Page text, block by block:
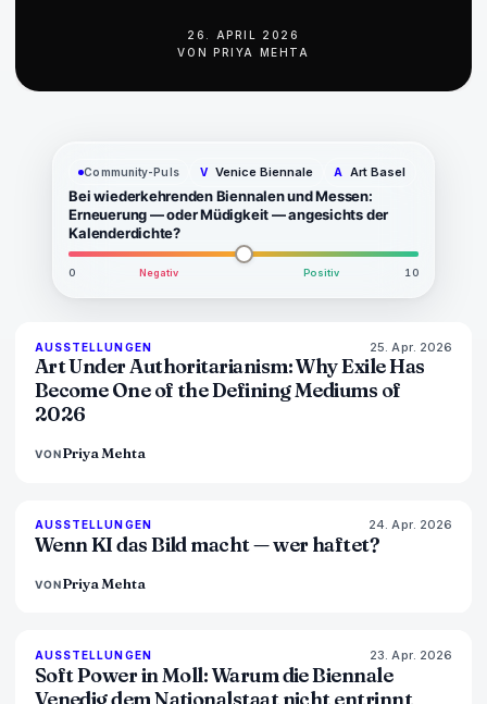
26. APRIL 2026
VON PRIYA MEHTA
Community-Puls V Venice Biennale A Art Basel
Bei wiederkehrenden Biennalen und Messen:
Erneuerung — oder Müdigkeit — angesichts der
Kalenderdichte?
0 Negativ Positiv 10
77% 64
AUSSTELLUNGEN 25. Apr. 2026
Art Under Authoritarianism: Why Exile Has
Become One of the Defining Mediums of
2026
VONPriya Mehta
76% 69
AUSSTELLUNGEN 24. Apr. 2026
Wenn KI das Bild macht — wer haftet?
VONPriya Mehta
78% 88
AUSSTELLUNGEN 23. Apr. 2026
Soft Power in Moll: Warum die Biennale